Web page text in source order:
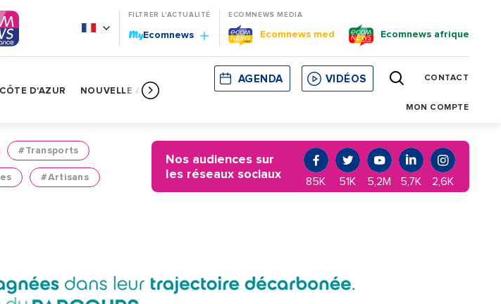
FILTRER L'ACTUALITÉ
MyEcomnews
ECOMNEWS MEDIA
Ecomnews med Ecomnews afrique
D'AZUR NOUVELLE AQUITAINE CORSE MONACO CATALOGNE
AGENDA VIDÉOS CONTACT
MON COMPTE
#Transports
#Artisans
Nos audiences sur
les réseaux sociaux
85K 51K 5,2M 5,7K 2,6K